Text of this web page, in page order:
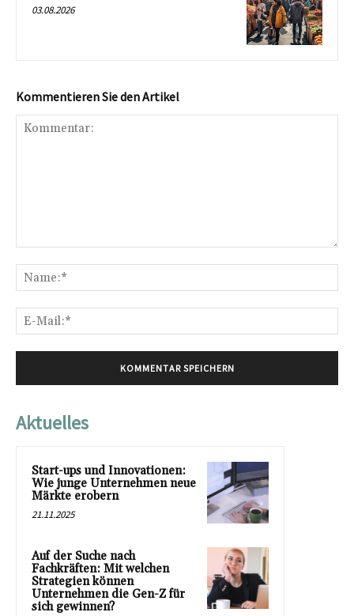
03.08.2026
Kommentieren Sie den Artikel
Aktuelles
Start-ups und Innovationen:
Wie junge Unternehmen neue
Märkte erobern
21.11.2025
Auf der Suche nach
Fachkräften: Mit welchen
Strategien können
Unternehmen die Gen-Z für
sich gewinnen?